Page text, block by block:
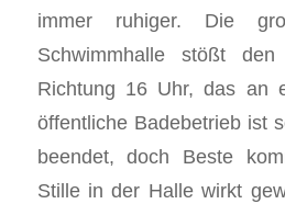
immer ruhiger. Die
Schwimmhalle stößt
Richtung 16 Uhr, das an
öffentliche Badebetrieb ist
beendet, doch Beste
Stille in der Halle wirkt